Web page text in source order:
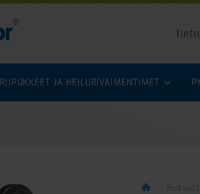
RIIPUKKEET JA HEILURIVAIMENTIMET